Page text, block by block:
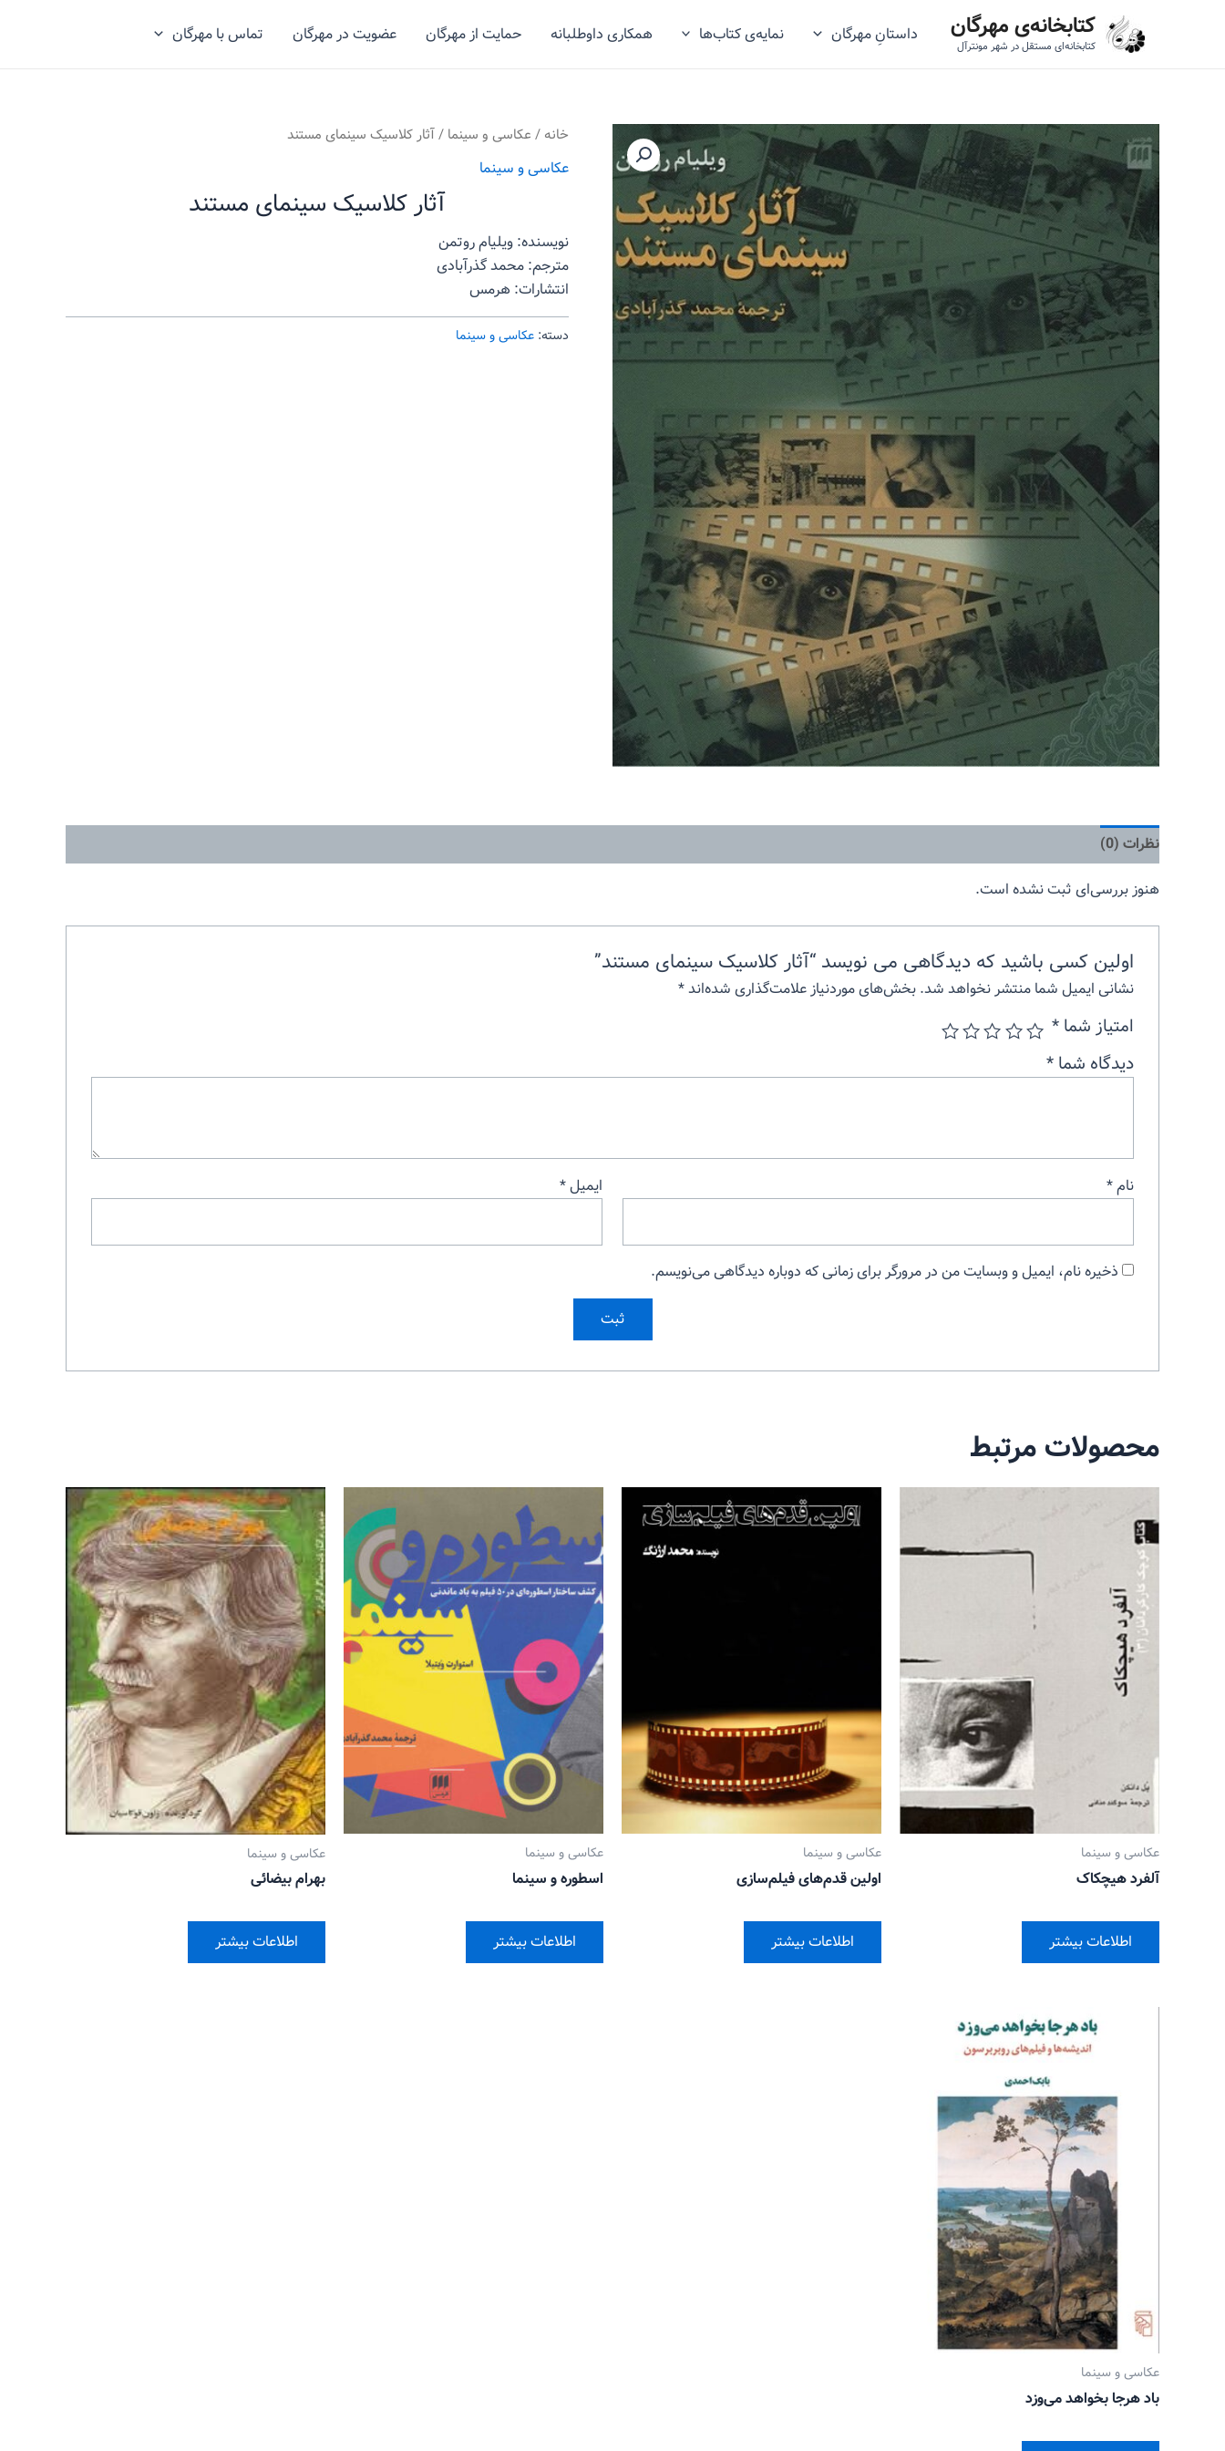
کتابخانه‌ی مهرگان
کتابخانه‌ای مستقل در شهر مونترآل
داستانِ مهرگان نمایه‌ی کتاب‌ها همکاری داوطلبانه حمایت از مهرگان عضویت در مهرگان تماس با مهرگان
خانه / عکاسی و سینما / آثار کلاسیک سینمای مستند
عکاسی و سینما
آثار کلاسیک سینمای مستند
نویسنده: ویلیام روتمن
مترجم: محمد گذرآبادی
انتشارات: هرمس
دسته: عکاسی و سینما
نظرات (0)
هنوز بررسی‌ای ثبت نشده است.
اولین کسی باشید که دیدگاهی می نویسد “آثار کلاسیک سینمای مستند”
نشانی ایمیل شما منتشر نخواهد شد. بخش‌های موردنیاز علامت‌گذاری شده‌اند*
امتیاز شما *
دیدگاه شما *
نام* ایمیل*
ذخیره نام، ایمیل و وبسایت من در مرورگر برای زمانی که دوباره دیدگاهی می‌نویسم.
محصولات مرتبط
عکاسی و سینما
آلفرد هیچکاک
اطلاعات بیشتر
عکاسی و سینما
اولین قدم‌های فیلم‌سازی
اطلاعات بیشتر
عکاسی و سینما
اسطوره و سینما
اطلاعات بیشتر
عکاسی و سینما
بهرام بیضائی
اطلاعات بیشتر
عکاسی و سینما
باد هرجا بخواهد می‌وزد